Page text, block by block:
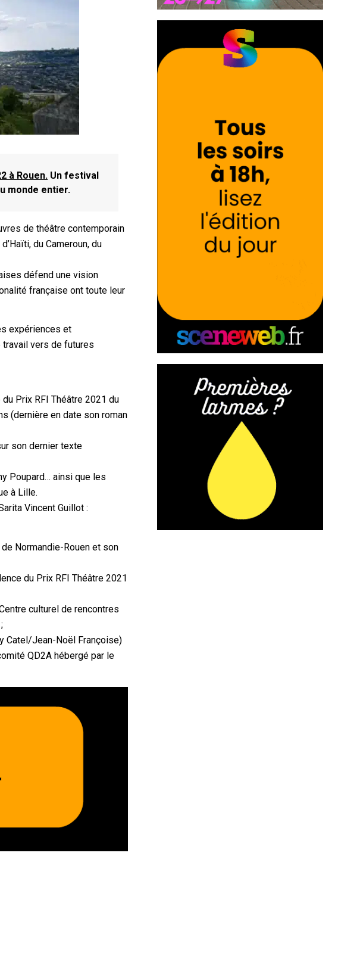
à Rouen. Un festival
monde entier.
de théâtre contemporain
du Cameroun, du
défend une vision
française ont toute leur
expériences et
vers de futures
Prix RFI Théâtre 2021 du
(dernière en date son roman
son dernier texte
Poupard… ainsi que les
à Lille.
Vincent Guillot :
Normandie-Rouen et son
du Prix RFI Théâtre 2021
culturel de rencontres
Catel/Jean-Noël Françoise)
QD2A hébergé par le